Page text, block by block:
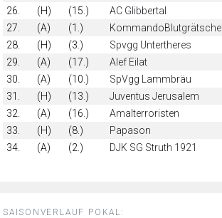
26.
(H) (15.) AC Glibbertal
27.
(A) (1.) KommandoBlutgrätsche
28.
(H) (3.) Spvgg Untertheres
29.
(A) (17.) Alef Eilat
30.
(A) (10.) SpVgg Lammbräu
31.
(H) (13.) Juventus Jerusalem
32.
(A) (16.) Amalterroristen
33.
(H) (8.) Papason
34.
(A) (2.) DJK SG Struth 1921
SAISONVERLAUF POKAL: